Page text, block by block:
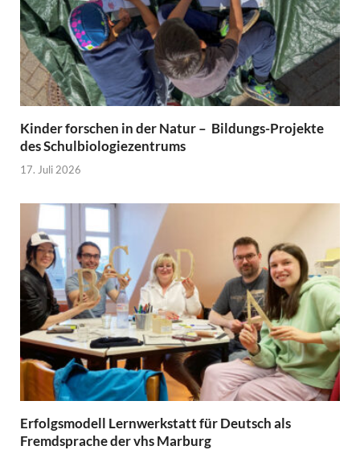
Kinder forschen in der Natur – Bildungs-Projekte
des Schulbiologiezentrums
17. Juli 2026
Erfolgsmodell Lernwerkstatt für Deutsch als
Fremdsprache der vhs Marburg